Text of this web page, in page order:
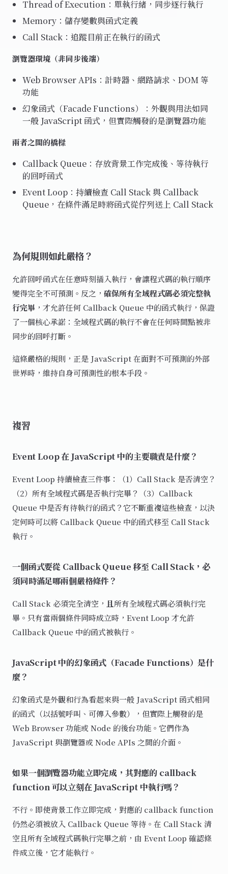
Thread of Execution：單執行緒，同步逐行執行
Memory：儲存變數與函式定義
Call Stack：追蹤目前正在執行的函式
瀏覽器環境（非同步後端）
Web Browser APIs：計時器、網路請求、DOM 等
功能
幻象函式（Facade Functions）：外觀與用法如同
一般 JavaScript 函式，但實際觸發的是瀏覽器功能
兩者之間的橋樑
Callback Queue：存放背景工作完成後、等待執行
的回呼函式
Event Loop：持續檢查 Call Stack 與 Callback
Queue，在條件滿足時將函式從佇列送上 Call Stack
為何規則如此嚴格？
允許回呼函式在任意時刻插入執行，會讓程式碼的執行順序
變得完全不可預測。反之， 確保所有全域程式碼必須完整執
行完畢 ，才允許任何 Callback Queue 中的函式執行，保證
了一個核心承諾：全域程式碼的執行不會在任何時間點被非
同步的回呼打斷。
這條嚴格的規則，正是 JavaScript 在面對不可預測的外部
世界時，維持自身可預測性的根本手段。
複習
Event Loop 在 JavaScript 中的主要職責是什麼？
Event Loop 持續檢查三件事：（1）Call Stack 是否清空？
（2）所有全域程式碼是否執行完畢？（3）Callback
Queue 中是否有待執行的函式？它不斷重複這些檢查，以決
定何時可以將 Callback Queue 中的函式移至 Call Stack
執行。
一個函式要從 Callback Queue 移至 Call Stack，必
須同時滿足哪兩個嚴格條件？
Call Stack 必須完全清空， 且所有全域程式碼必須執行完
畢。只有當兩個條件同時成立時，Event Loop 才允許
Callback Queue 中的函式被執行。
JavaScript 中的幻象函式（Facade Functions）是什
麼？
幻象函式是外觀和行為看起來與一般 JavaScript 函式相同
的函式（以括號呼叫、可傳入參數），但實際上觸發的是
Web Browser 功能或 Node 的後台功能。它們作為
JavaScript 與瀏覽器或 Node APIs 之間的介面。
如果一個瀏覽器功能立即完成，其對應的 callback
function 可以立刻在 JavaScript 中執行嗎？
不行。即使背景工作立即完成，對應的 callback function
仍然必須被放入 Callback Queue 等待。在 Call Stack 清
空且所有全域程式碼執行完畢之前，由 Event Loop 確認條
件成立後，它才能執行。